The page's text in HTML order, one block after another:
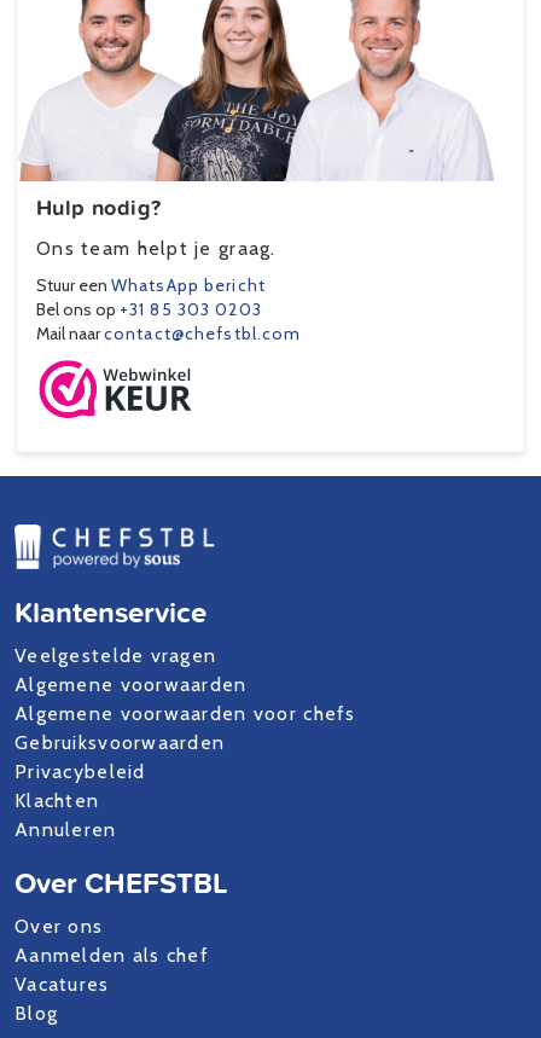
Hulp nodig?
Ons team helpt je graag.
Stuur een WhatsApp bericht
Bel ons op +31 85 303 0203
Mail naarcontact@chefstbl.com
Klantenservice
Veelgestelde vragen
Algemene voorwaarden
Algemene voorwaarden voor chefs
Gebruiksvoorwaarden
Privacybeleid
Klachten
Annuleren
Over CHEFSTBL
Over ons
Aanmelden als chef
Vacatures
Blog